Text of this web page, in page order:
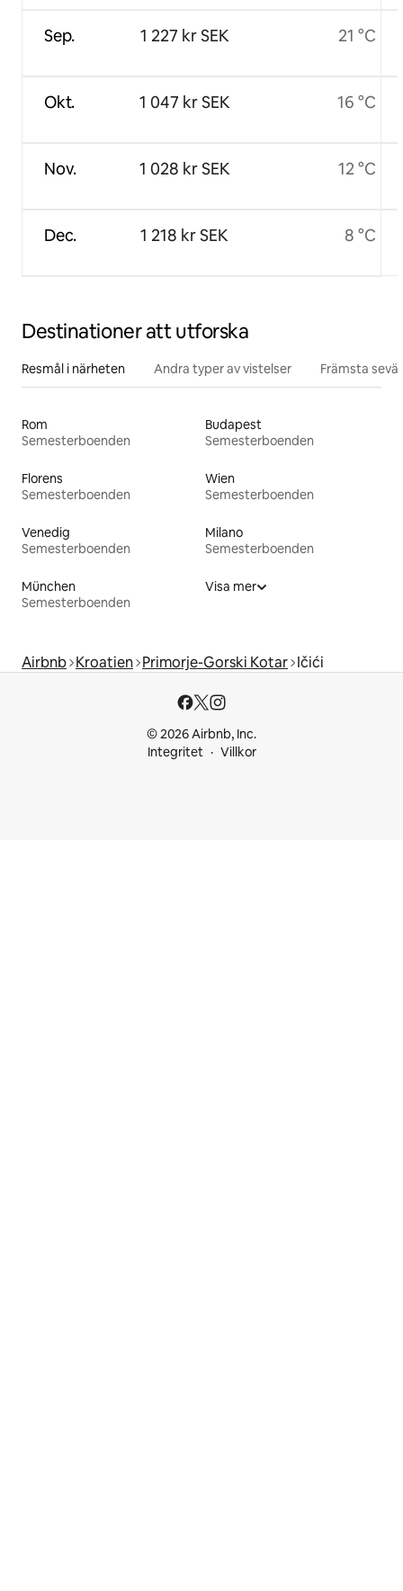
Sep.
Okt.
Nov.
Dec.
1 227 kr SEK
1 047 kr SEK
1 028 kr SEK
1 218 kr SEK
21 °C
16 °C
12 °C
8 °C
Destinationer att utforska
Resmål i närheten Andra typer av vistelser Främsta
Rom
Semesterboenden
Budapest
Semesterboenden
Florens
Semesterboenden
Wien
Semesterboenden
Venedig
Semesterboenden
Milano
Semesterboenden
München
Semesterboenden
Visa mer
Airbnb Kroatien Primorje-Gorski Kotar Ičići
© 2026 Airbnb, Inc.
Integritet
Villkor